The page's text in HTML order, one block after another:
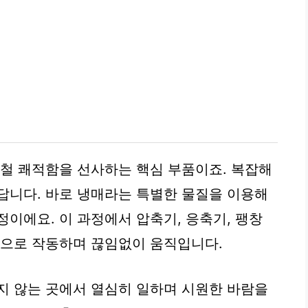
쾌적함을 선사하는 핵심 부품이죠. 복잡해
니다. 바로 냉매라는 특별한 물질을 이용해
이에요. 이 과정에서 압축기, 응축기, 팽창
로 작동하며 끊임없이 움직입니다.
않는 곳에서 열심히 일하며 시원한 바람을